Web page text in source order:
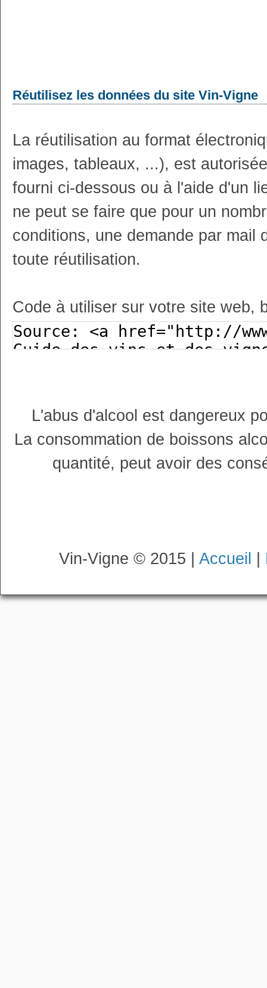
Réutilisez les données du site Vin-Vigne
La réutilisation au format
images, tableaux, ...), est
fourni ci-dessous ou à l'aide d'un
ne peut se faire que pour un
conditions, une demande par mail
toute réutilisation.
Code à utiliser sur votre site web,
L'abus d'alcool est dangereux
La consommation de boissons
quantité, peut avoir des
Vin-Vigne © 2015 | Accueil